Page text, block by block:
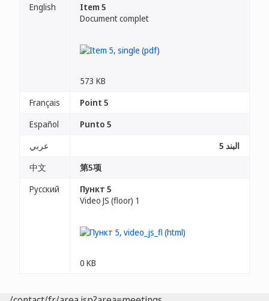
English
Item 5
Document complet
573 KB
Français
Point 5
Español
Punto 5
عربي
البند 5
中文
第5项
Русский
Пункт 5
Video JS (floor) 1
0 KB